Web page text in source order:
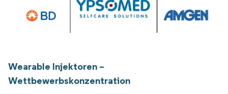
Wearable Injektoren –
Wettbewerbskonzentration